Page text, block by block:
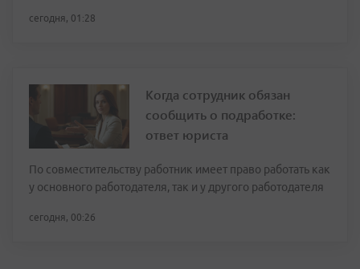
сегодня, 01:28
Когда сотрудник обязан
сообщить о подработке:
ответ юриста
По совместительству работник имеет право работать как
у основного работодателя, так и у другого работодателя
сегодня, 00:26